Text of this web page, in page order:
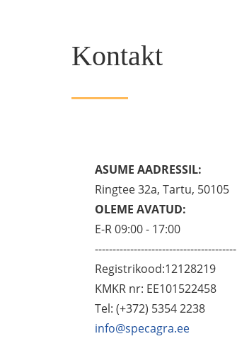
Kontakt
ASUME AADRESSIL:
Ringtee 32a, Tartu, 50105
OLEME AVATUD:
E-R 09:00 - 17:00
----------------------------------------
Registrikood:12128219
KMKR nr: EE101522458
Tel: (+372) 5354 2238
info@specagra.ee